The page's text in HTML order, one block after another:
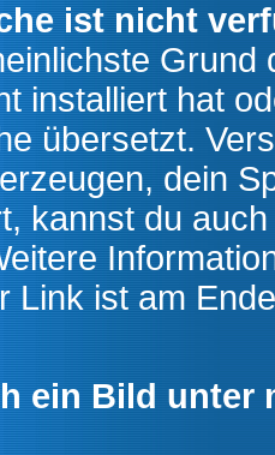
ist nicht
Grund
installiert hat
übersetzt.
dein
kannst du
Link ist am
ein Bild unter